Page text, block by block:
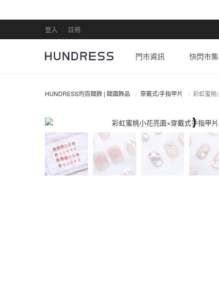
登入 註冊
門市資訊 快閃市集
HUNDRESS均百韓飾 | 韓國飾品 穿戴式/手指甲片 彩虹蜜桃
穿戴式/手指甲片